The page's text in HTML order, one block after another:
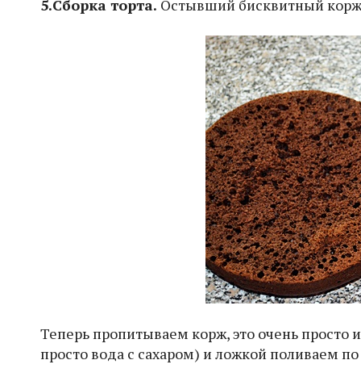
5.Сборка торта. Остывший бисквитный корж
Теперь пропитываем корж, это очень просто
просто вода с сахаром) и ложкой поливаем